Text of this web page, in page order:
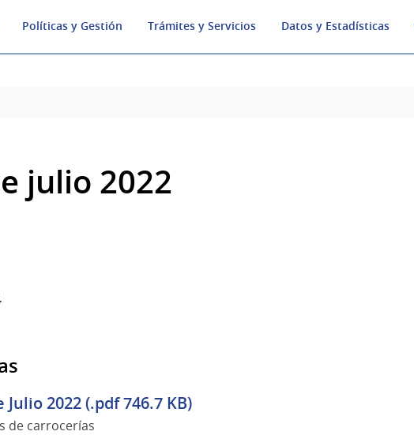
Políticas y Gestión Trámites y Servicios Datos y Estadísticas
julio 2022
Julio 2022 (.pdf 746.7 KB)
de carrocerías